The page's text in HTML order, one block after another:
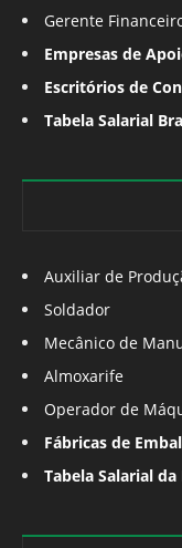
Gerente
Empresas de
Escritórios de
Tabela Salarial
Auxiliar de
Soldador
Mecânico de
Almoxarife
Operador de
Fábricas de
Tabela Salarial